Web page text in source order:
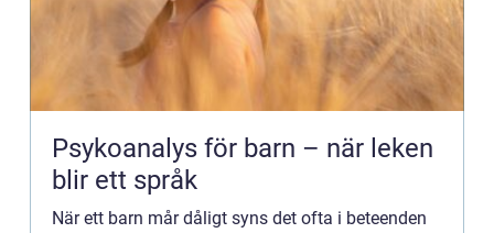
Psykoanalys för barn – när leken
blir ett språk
När ett barn mår dåligt syns det ofta i beteenden